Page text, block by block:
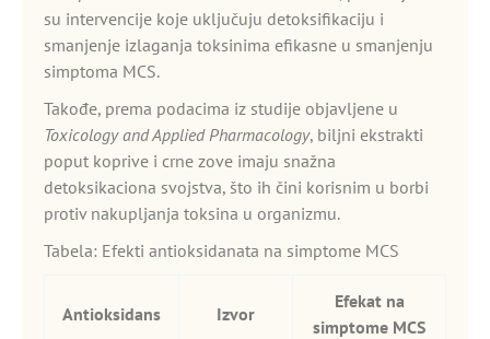
su intervencije koje uključuju detoksifikaciju i
smanjenje izlaganja toksinima efikasne u smanjenju
simptoma MCS.
Takođe, prema podacima iz studije objavljene u
Toxicology and Applied Pharmacology, biljni ekstrakti
poput koprive i crne zove imaju snažna
detoksikaciona svojstva, što ih čini korisnim u borbi
protiv nakupljanja toksina u organizmu.
Tabela: Efekti antioksidanata na simptome MCS
Antioksidans Izvor
Efekat na
simptome MCS